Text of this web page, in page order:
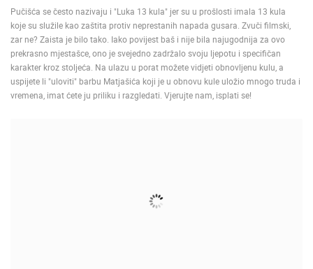
Pučišća se često nazivaju i "Luka 13 kula" jer su u prošlosti imala 13 kula
koje su služile kao zaštita protiv neprestanih napada gusara. Zvuči filmski,
zar ne? Zaista je bilo tako. Iako povijest baš i nije bila najugodnija za ovo
prekrasno mjestašce, ono je svejedno zadržalo svoju ljepotu i specifičan
karakter kroz stoljeća. Na ulazu u porat možete vidjeti obnovljenu kulu, a
uspijete li "uloviti" barbu Matjašića koji je u obnovu kule uložio mnogo truda i
vremena, imat ćete ju priliku i razgledati. Vjerujte nam, isplati se!